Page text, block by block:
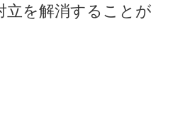
立を解消することが